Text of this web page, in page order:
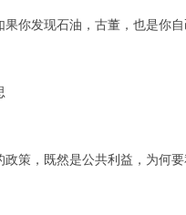
你发现石油，古董，也是你自
策，既然是公共利益，为何